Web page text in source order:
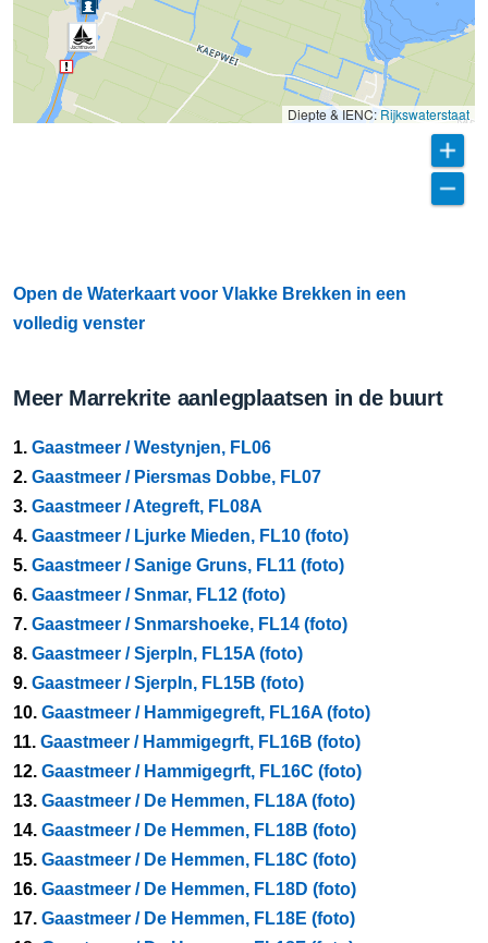
Diepte & IENC:Rijkswaterstaat
Open de Waterkaart voor Vlakke Brekken in een
volledig venster
Meer Marrekrite aanlegplaatsen in de buurt
1. Gaastmeer / Westynjen, FL06
2. Gaastmeer / Piersmas Dobbe, FL07
3. Gaastmeer / Ategreft, FL08A
4. Gaastmeer / Ljurke Mieden, FL10 (foto)
5. Gaastmeer / Sanige Gruns, FL11 (foto)
6. Gaastmeer / Snmar, FL12 (foto)
7. Gaastmeer / Snmarshoeke, FL14 (foto)
8. Gaastmeer / Sjerpln, FL15A (foto)
9. Gaastmeer / Sjerpln, FL15B (foto)
10. Gaastmeer / Hammigegreft, FL16A (foto)
11. Gaastmeer / Hammigegrft, FL16B (foto)
12. Gaastmeer / Hammigegrft, FL16C (foto)
13. Gaastmeer / De Hemmen, FL18A (foto)
14. Gaastmeer / De Hemmen, FL18B (foto)
15. Gaastmeer / De Hemmen, FL18C (foto)
16. Gaastmeer / De Hemmen, FL18D (foto)
17. Gaastmeer / De Hemmen, FL18E (foto)